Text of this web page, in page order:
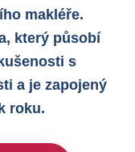
makléře.
který působí
s
a je zapojený
roku.